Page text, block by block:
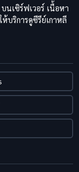
นเซิร์ฟเวอร์ เนื้อหา
บริการดูซีรีย์เกาหลี